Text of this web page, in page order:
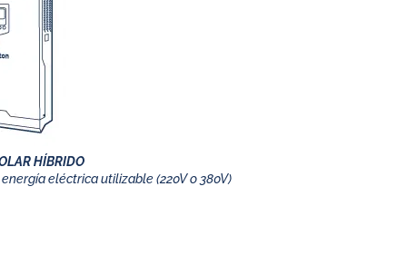
HÍBRIDO
eléctrica utilizable (220V o 380V)